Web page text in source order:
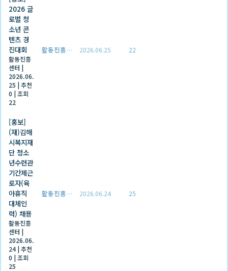
2026 글
로벌 청
소년 콘
텐츠 경
진대회
활동진흥
센터 |
2026.06.
25 |추천
0 |조회
22
활동진흥센터 2026.06.25 22
[홍보]
(재)김해
시복지재
단 청소
년수련관
기간제근
로자(육
아휴직
대체인
력) 채용
활동진흥
센터 |
2026.06.
24 |추천
0 |조회
25
활동진흥센터 2026.06.24 25